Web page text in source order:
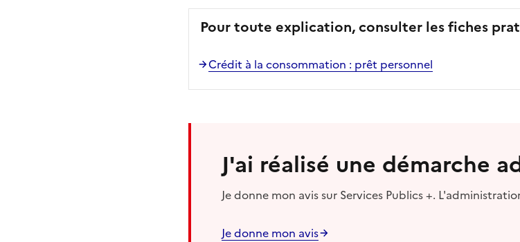
Pour toute explication, consulter les fiches
Crédit à la consommation : prêt personnel
J'ai réalisé une démarche
Je donne mon avis sur Services Publics +.
Je donne mon avis